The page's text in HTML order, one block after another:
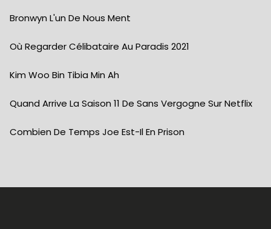
Bronwyn L'un De Nous Ment
Où Regarder Célibataire Au Paradis 2021
Kim Woo Bin Tibia Min Ah
Quand Arrive La Saison 11 De Sans Vergogne Sur Netflix
Combien De Temps Joe Est-Il En Prison